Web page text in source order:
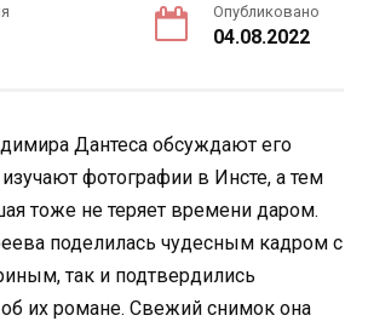
Опубликовано
04.08.2022
Дантеса обсуждают его
фотографии в Инсте, а тем
тоже не теряет времени даром.
поделилась чудесным кадром с
так и подтвердились
их романе. Свежий снимок она